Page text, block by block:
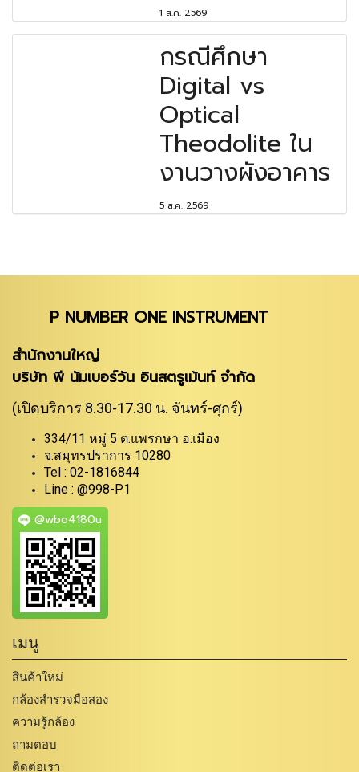
1 ส.ค. 2569
กรณีศึกษา
Digital vs
Optical
Theodolite ใน
งานวางผังอาคาร
5 ส.ค. 2569
P NUMBER ONE INSTRUMENT
สำนักงานใหญ่
บริษัท พี นัมเบอร์วัน อินสตรูเม้นท์ จำกัด
(เปิดบริการ 8.30-17.30 น. จันทร์-ศุกร์)
334/11 หมู่ 5 ต.แพรกษา อ.เมือง
จ.สมุทรปราการ 10280
Tel : 02-1816844
Line : @998-P1
@wbo4180u
เมนู
สินค้าใหม่
กล้องสำรวจมือสอง
ความรู้กล้อง
ถามตอบ
ติดต่อเรา